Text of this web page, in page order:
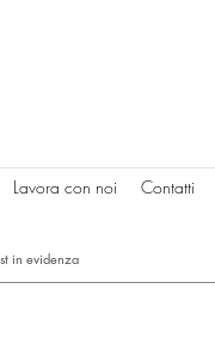
Lavora con noi Contatti
in evidenza